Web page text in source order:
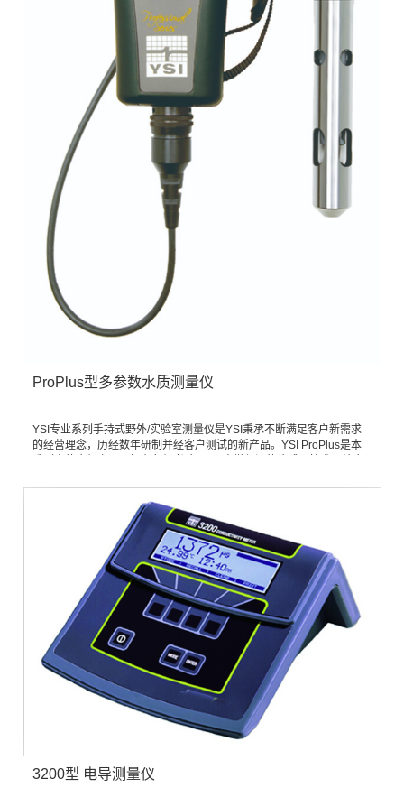
ProPlus型多参数水质测量仪
YSI专业系列手持式野外/实验室测量仪是YSI秉承不断满足客户新需求
的经营理念，历经数年研制并经客户测试的新产品。YSI ProPlus是本
心独具，并高度耐碰撞。 广泛应用于地表水、饮用水的水质测量 ， 污
水处理厂的溢流；湿地监测；盐潮入侵调研；实验室BOD测试及其它项
3200型 电导测量仪